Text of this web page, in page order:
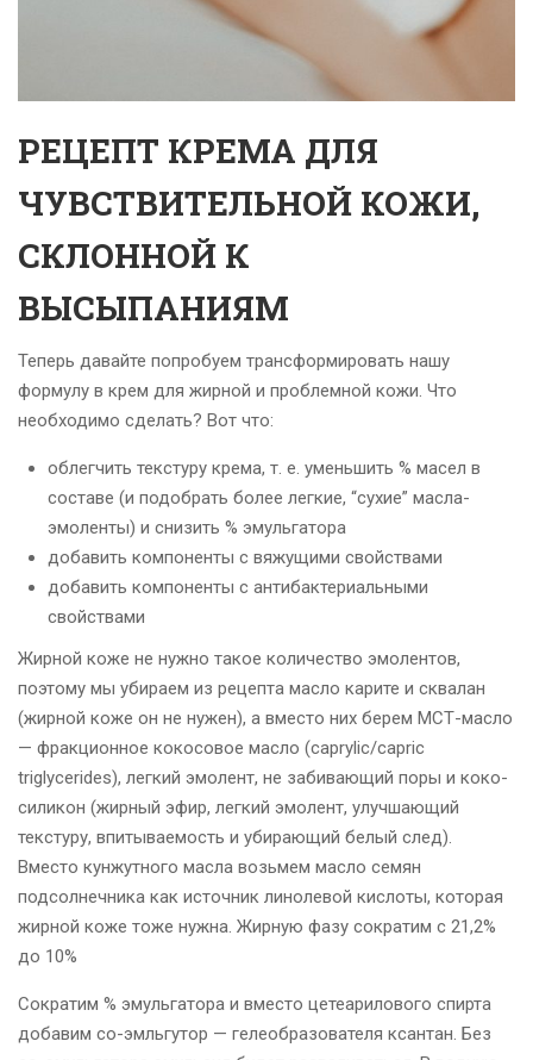
РЕЦЕПТ КРЕМА ДЛЯ
ЧУВСТВИТЕЛЬНОЙ КОЖИ,
СКЛОННОЙ К
ВЫСЫПАНИЯМ
Теперь давайте попробуем трансформировать нашу
формулу в крем для жирной и проблемной кожи. Что
необходимо сделать? Вот что:
облегчить текстуру крема, т. е. уменьшить % масел в
составе (и подобрать более легкие, “сухие” масла-
эмоленты) и снизить % эмульгатора
добавить компоненты с вяжущими свойствами
добавить компоненты с антибактериальными
свойствами
Жирной коже не нужно такое количество эмолентов,
поэтому мы убираем из рецепта масло карите и сквалан
(жирной коже он не нужен), а вместо них берем МСТ-масло
— фракционное кокосовое масло (caprylic/capric
triglycerides), легкий эмолент, не забивающий поры и коко-
силикон (жирный эфир, легкий эмолент, улучшающий
текстуру, впитываемость и убирающий белый след).
Вместо кунжутного масла возьмем масло семян
подсолнечника как источник линолевой кислоты, которая
жирной коже тоже нужна. Жирную фазу сократим с 21,2%
до 10%
Сократим % эмульгатора и вместо цетеарилового спирта
добавим со-эмльгутор — гелеобразователя ксантан. Без